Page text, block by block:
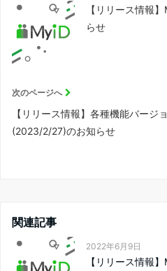
【リリース情報
らせ
次のページへ
【リリース情報】各種機能バージ
(2023/2/27)のお知らせ
関連記事
2022年6月9日
【リリース情報